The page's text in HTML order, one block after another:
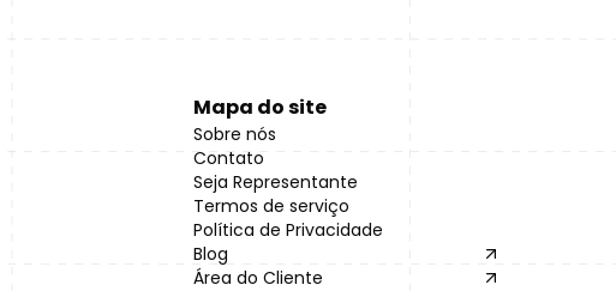
Mapa do site
Sobre nós
Contato
Seja Representante
Termos de serviço
Política de Privacidade
Blog
Área do Cliente